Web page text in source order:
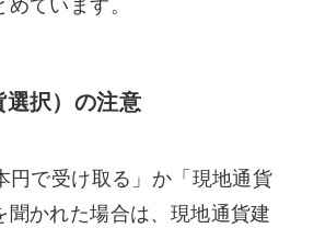
めています。
選択）の注意
円で受け取る」か「現地通貨
聞かれた場合は、現地通貨建